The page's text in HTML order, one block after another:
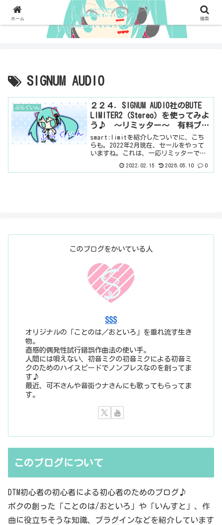
SIGNUM AUDIO
ぷらぐいん
２２４．SIGNUM AUDIO社のBUTE
LIMITER2（Stereo）を使ってみよ
う♪ ～リミッター～ 有料プラ
グイン
smart:limitを紹介したついでに、こち
らも。2022年2月現在、セールをやって
いますね。これは、一応リミッターでよ
ど。やたらとクリアだの、透明感だの言
2022.02.15 2026.05.10 0
このブログをかいている人
SSS
オリジナルの「ことのは／おといろ」を垂れ流す生き
物。
直感的偶発性試行錯誤作曲法の使い手。
人間には唄えない、初音ミクの初音ミクによる初音ミ
クのためのハイスピードでノンブレスなのを創ってま
す♪
最近、可不さんや音街ウナさんにも歌ってもらってま
す。
このブログについて
DTM初心者の初心者による初心者のためのブログ♪
ボクの創った「ことのは/おといろ」や「いんすと」、作
曲に役立ちそうな知識、プラグインなどを紹介しています
ホーム 検索